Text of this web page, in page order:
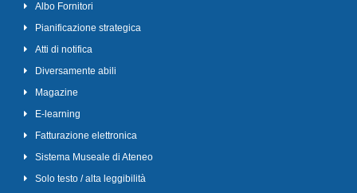
Albo Fornitori
Pianificazione strategica
Atti di notifica
Diversamente abili
Magazine
E-learning
Fatturazione elettronica
Sistema Museale di Ateneo
Solo testo / alta leggibilità